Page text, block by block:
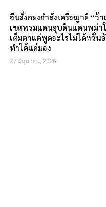
จีนสั่งกองกำลังเครือญาติ “ว้
เขตพรมแดนฮุบดินแดนพม่า
เต็มตาแต่พูดอะไรไม่ได้หวั่น
ทำได้แค่มอง
27 มิถุนายน, 2026